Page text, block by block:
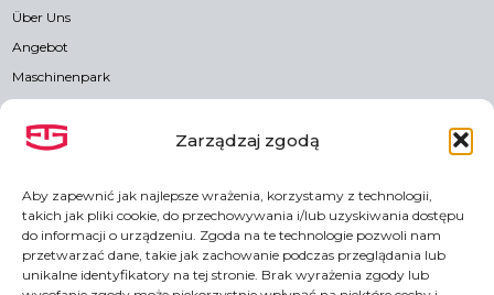
Zarządzaj zgodą
Aby zapewnić jak najlepsze wrażenia, korzystamy z technologii,
takich jak pliki cookie, do przechowywania i/lub uzyskiwania dostępu
do informacji o urządzeniu. Zgoda na te technologie pozwoli nam
przetwarzać dane, takie jak zachowanie podczas przeglądania lub
unikalne identyfikatory na tej stronie. Brak wyrażenia zgody lub
Über Uns
Angebot
Maschinenpark
Neuigkeiten
KONTAKT
Kontaktdaten
Anfahrtskarte